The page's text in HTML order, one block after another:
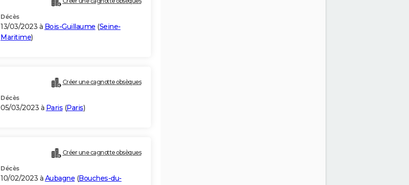
Décès
13/03/2023 à Bois-Guillaume (Seine-
Maritime)
Créer une cagnotte obsèques
Décès
05/03/2023 à Paris (Paris)
Créer une cagnotte obsèques
Décès
10/02/2023 à Aubagne (Bouches-du-